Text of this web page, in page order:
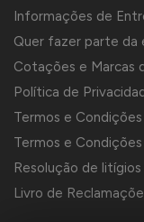
Informações de
Quer fazer parte da
Cotações e Marcas
Política de
Termos e Condições
Termos e
Resolução de litígios
Livro de